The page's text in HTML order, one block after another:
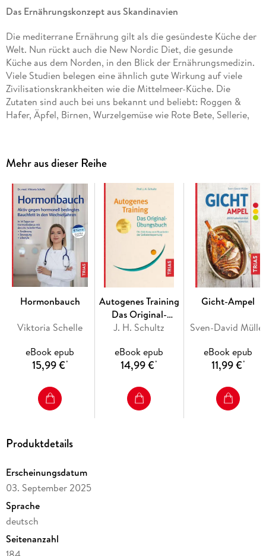
Das Ernährungskonzept aus Skandinavien
Die mediterrane Ernährung gilt als die gesündeste Küche der
Welt. Nun rückt auch die New Nordic Diet, die gesunde
Küche aus dem Norden, in den Blick der Ernährungsmedizin.
Viele Studien belegen eine ähnlich gute Wirkung auf viele
Zivilisationskrankheiten wie die Mittelmeer-Küche. Die
Zutaten sind auch bei uns bekannt und beliebt: Roggen &
Hafer, Äpfel, Birnen, Wurzelgemüse wie Rote Bete, Sellerie,
Ernährungsmedizinerin Dr. med. Daniela Oltersdorf stellt
Ihnen das Konzept und köstliche Rezepte dazu vor.
Die Wirkungen:Herz-Kreislauf-Erkrankungen,
Arteriosklerose, Krebs und Diabetes Typ 2 sind weit
verbreitete Erkrankungen, auf die sich die "Wikinger-Diät"
positiv auswirkt. Auch den gesunden Alterungsprozess -
heute auch Longevity genannt - beeinflusst sie positiv.
Und Gewicht verlieren Sie ganz nebenbei.
Die Zutaten:Hier kommen heimische Zutaten auf den
Teller, nachhaltig und ganz ohne ausgefallene Superfoods -
fast ein bisschen "wie früher".
Die Rezepte:Alle Gerichte sind einfach und schnell
zubereitet mit Zutaten vom Wochenmarkt oder aus dem
eigenen Garten. Und Sie müssen nicht auf Fleisch
verzichten - lassen Sie sich auch von den leckeren Wild-
und Fischgerichten inspirieren.
Mehr aus dieser Reihe
Hormonbauch
Viktoria Schelle
eBook epub
15,99 €*
Autogenes Training
Das Original-
Übungsbuch
J. H. Schultz
eBook epub
14,99 €*
Gicht-Ampel
Sven-David Müller
eBook epub
11,99 €*
Produktdetails
Erscheinungsdatum
03. September 2025
Sprache
deutsch
Seitenanzahl